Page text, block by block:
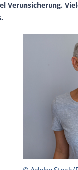
Verunsicherung.